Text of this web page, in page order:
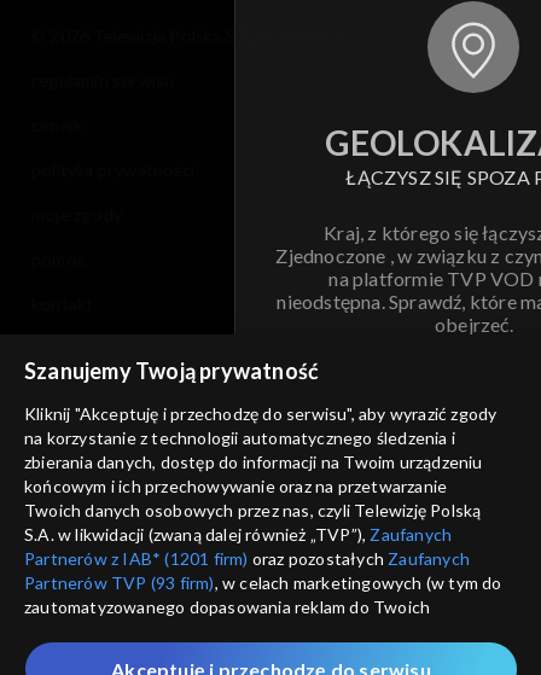
ŁĄCZYSZ SIĘ SPOZA
Kraj, z którego się
Zjednoczone , w związku z
na platformie TVP VOD
nieodstępna. Sprawdź, które
obejrzeć.
ANULUJ
informacje o dostawcy usług
Szanujemy Twoją prywatność
Kliknij "Akceptuję i przechodzę do serwisu", aby wyrazić zgody
na korzystanie z technologii automatycznego śledzenia i
zbierania danych, dostęp do informacji na Twoim urządzeniu
końcowym i ich przechowywanie oraz na przetwarzanie
Twoich danych osobowych przez nas, czyli Telewizję Polską
S.A. w likwidacji (zwaną dalej również „TVP”), Zaufanych
Partnerów z IAB* (1201 firm) oraz pozostałych Zaufanych
Partnerów TVP (93 firm), w celach marketingowych (w tym do
zautomatyzowanego dopasowania reklam do Twoich
które wskazujemy poniżej, a także zgody na udostępnianie
Akceptuję i przechodzę do serwisu